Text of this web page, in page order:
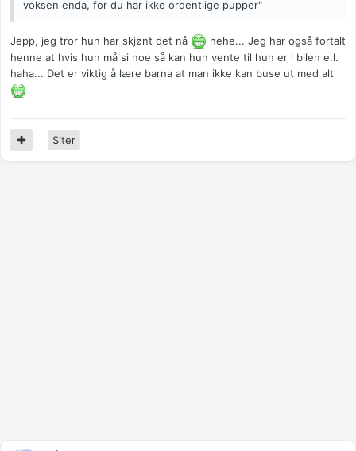
voksen enda, for du har ikke ordentlige pupper"
Jepp, jeg tror hun har skjønt det nå
hehe... Jeg har også fortalt
henne at hvis hun må si noe så kan hun vente til hun er i bilen e.l.
haha... Det er viktig å lære barna at man ikke kan buse ut med alt
Siter